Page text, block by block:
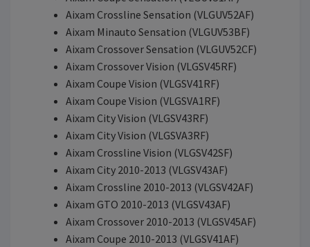
Aixam Crossline Sensation (VLGUV52AF)
Aixam Minauto Sensation (VLGUV53BF)
Aixam Crossover Sensation (VLGUV52CF)
Aixam Crossover Vision (VLGSV45RF)
Aixam Coupe Vision (VLGSV41RF)
Aixam Coupe Vision (VLGSVA1RF)
Aixam City Vision (VLGSV43RF)
Aixam City Vision (VLGSVA3RF)
Aixam Crossline Vision (VLGSV42SF)
Aixam City 2010-2013 (VLGSV43AF)
Aixam Crossline 2010-2013 (VLGSV42AF)
Aixam GTO 2010-2013 (VLGSV43AF)
Aixam Crossover 2010-2013 (VLGSV45AF)
Aixam Coupe 2010-2013 (VLGSV41AF)